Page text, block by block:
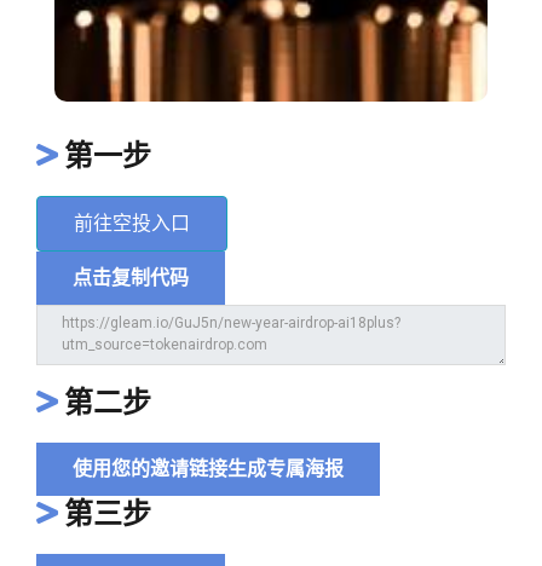
第一步
前往空投入口
点击复制代码
第二步
使用您的邀请链接生成专属海报
第三步